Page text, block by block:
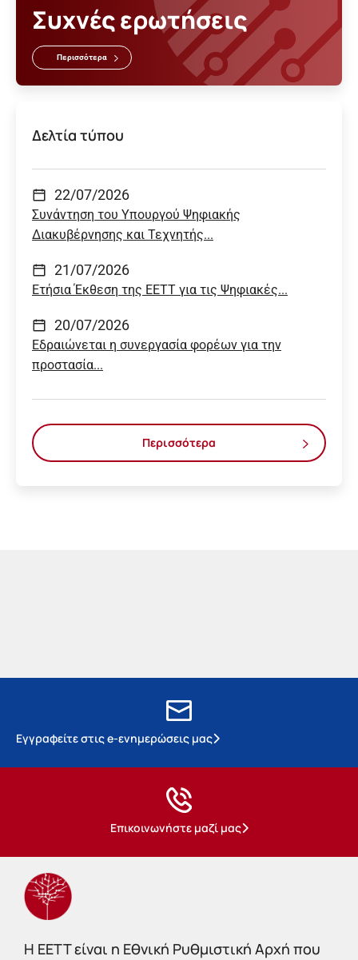
Συχνές ερωτήσεις
Περισσότερα
Δελτία τύπου
22/07/2026
Συνάντηση του Υπουργού Ψηφιακής
Διακυβέρνησης και Τεχνητής...
21/07/2026
Ετήσια Έκθεση της ΕΕΤΤ για τις Ψηφιακές...
20/07/2026
Εδραιώνεται η συνεργασία φορέων για την
προστασία...
Περισσότερα
Εγγραφείτε στις e-ενημερώσεις μας
Επικοινωνήστε μαζί μας
Η EETT είναι η Εθνική Ρυθμιστική Αρχή που